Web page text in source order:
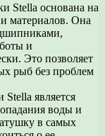
Stella основана на
материалов. Она
и
Это позволяет
рыб без проблем
является
воды и
в самых